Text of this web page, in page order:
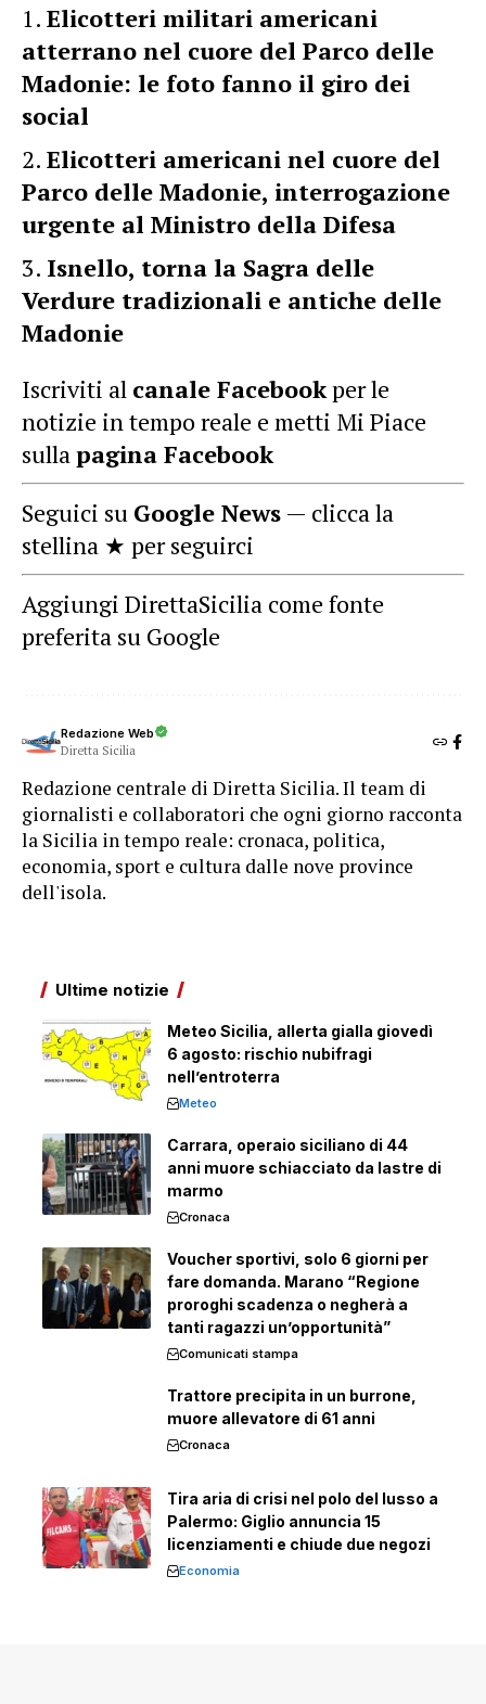
Elicotteri militari americani
atterrano nel cuore del Parco delle
Madonie: le foto fanno il giro dei
social
Elicotteri americani nel cuore del
Parco delle Madonie, interrogazione
urgente al Ministro della Difesa
Isnello, torna la Sagra delle
Verdure tradizionali e antiche delle
Madonie
Iscriviti al canale Facebookper le
notizie in tempo reale e metti Mi Piace
sullapagina Facebook
Seguici su Google News — clicca la
stellina ★ per seguirci
Aggiungi DirettaSicilia come fonte
preferita su Google
Redazione Web
Diretta Sicilia
Redazione centrale di Diretta Sicilia. Il team di
giornalisti e collaboratori che ogni giorno racconta
la Sicilia in tempo reale: cronaca, politica,
economia, sport e cultura dalle nove province
dell'isola.
Ultime notizie
Meteo Sicilia, allerta gialla giovedì
6 agosto: rischio nubifragi
nell’entroterra
Meteo
Carrara, operaio siciliano di 44
anni muore schiacciato da lastre di
marmo
Cronaca
Voucher sportivi, solo 6 giorni per
fare domanda. Marano “Regione
proroghi scadenza o negherà a
tanti ragazzi un’opportunità”
Comunicati stampa
Trattore precipita in un burrone,
muore allevatore di 61 anni
Cronaca
Tira aria di crisi nel polo del lusso a
Palermo: Giglio annuncia 15
licenziamenti e chiude due negozi
Economia